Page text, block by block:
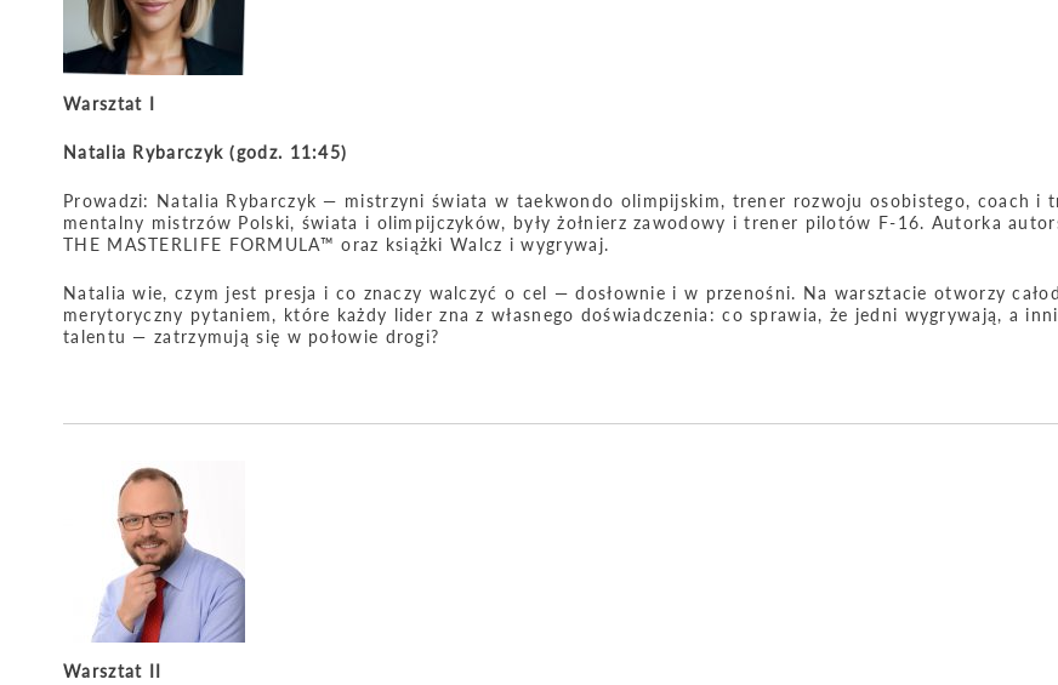
Warsztat I
Natalia Rybarczyk (godz. 11:45)
Prowadzi: Natalia Rybarczyk — mistrzyni świata w taekwondo olimpijskim, trener rozwoju osobistego, coach i
mentalny mistrzów Polski, świata i olimpijczyków, były żołnierz zawodowy i trener pilotów F-16. Autorka
THE MASTERLIFE FORMULA™ oraz książki Walcz i wygrywaj.
Natalia wie, czym jest presja i co znaczy walczyć o cel — dosłownie i w przenośni. Na warsztacie otworzy
merytoryczny pytaniem, które każdy lider zna z własnego doświadczenia: co sprawia, że jedni wygrywają, a
talentu — zatrzymują się w połowie drogi?
Warsztat II